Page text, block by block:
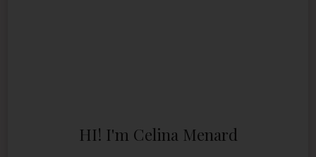
HI! I'm Celina Menard